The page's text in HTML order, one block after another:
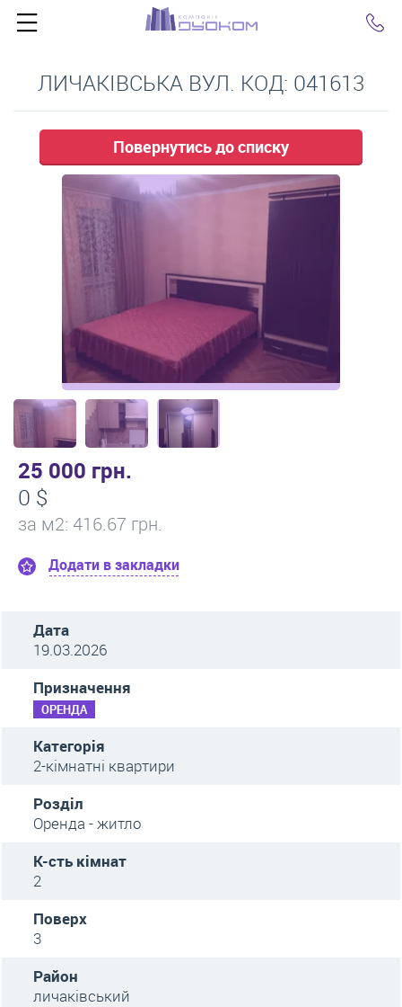
ЛИЧАКІВСЬКА ВУЛ. КОД: 041613
Повернутись до списку
25 000 грн.
0 $
за м2: 416.67 грн.
Додати в закладки
Дата
19.03.2026
Призначення
ОРЕНДА
Категорія
2-кімнатні квартири
Розділ
Оренда - житло
К-сть кімнат
2
Поверх
3
Район
личаківський